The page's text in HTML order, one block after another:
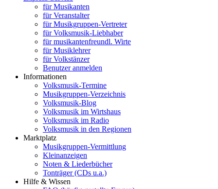
für Musikanten
für Veranstalter
für Musikgruppen-Vertreter
für Volksmusik-Liebhaber
für musikantenfreundl. Wirte
für Musiklehrer
für Volkstänzer
Benutzer anmelden
Informationen
Volksmusik-Termine
Musikgruppen-Verzeichnis
Volksmusik-Blog
Volksmusik im Wirtshaus
Volksmusik im Radio
Volksmusik in den Regionen
Marktplatz
Musikgruppen-Vermittlung
Kleinanzeigen
Noten & Liederbücher
Tonträger (CDs u.a.)
Hilfe & Wissen